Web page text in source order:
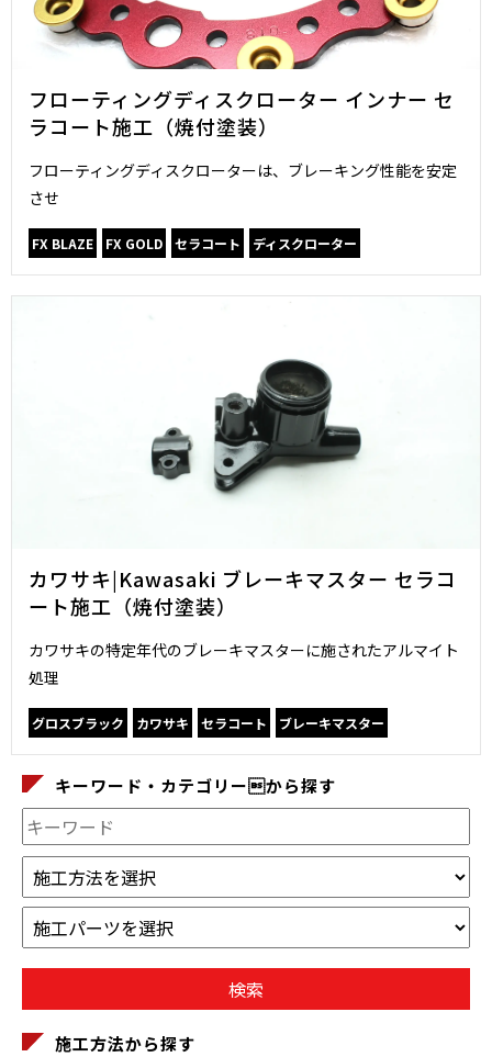
フローティングディスクローター インナー セ
ラコート施工（焼付塗装）
フローティングディスクローターは、ブレーキング性能を安定
させ
FX BLAZE FX GOLD セラコート ディスクローター
カワサキ|Kawasaki ブレーキマスター セラコ
ート施工（焼付塗装）
カワサキの特定年代のブレーキマスターに施されたアルマイト
処理
グロスブラック カワサキ セラコート ブレーキマスター
キーワード・カテゴリーから探す
施工方法から探す